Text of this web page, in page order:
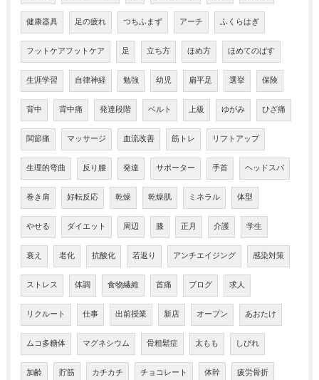
健康器具 足の疲れ つちふまず アーチ ふくらはぎ
フットケアフットケア 足 立ち方 ほめ方 ほめてのばす
生涯学習 自律神経 勉強 幼児 扁平足 選挙 保険
背中 背中痛 発達段階 ベルト 上級 ゆがみ ひざ痛
関節痛 マッサージ 血流改善 筋トレ リフトアップ
生理的弯曲 反り腰 発達 サポーター 手首 ヘッドスパ
巻き肩 好転反応 乾燥 乾燥肌 ミネラル 体型
やせる ダイエット 周辺 膝 正月 介護 学生
衰え 老化 抗酸化 若返り アンチエイジング 感染対策
ストレス 体調 食物繊維 首痛 ブログ 求人
リクルート 仕事 出前授業 新店 オープン あおたけ
ムコ多糖体 マグネシウム 骨粗鬆症 太もも しびれ
加齢 貯筋 カチカチ チョコレート 体幹 疲労骨折